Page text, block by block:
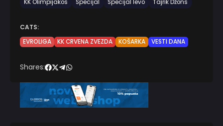
KK Olimpijakos
Specijal Specijal levo Tajrik Džons
CATS:
EVROLIGA
KK CRVENA ZVEZDA KOŠARKA VESTI DANA
Shares: